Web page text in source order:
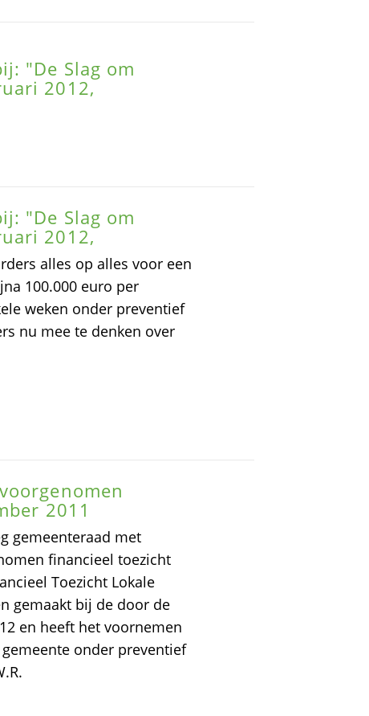
"De Slag om
2012,
"De Slag om
2012,
alles op alles voor een
100.000 euro per
weken onder preventief
nu mee te denken over
2011
gemeenteraad met
financieel toezicht
Toezicht Lokale
gemaakt bij de door de
en heeft het voornemen
onder preventief